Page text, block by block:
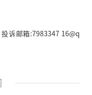
诉邮箱:7983347 16@q